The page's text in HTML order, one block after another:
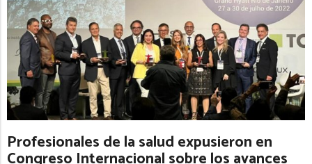
Profesionales de la salud expusieron en